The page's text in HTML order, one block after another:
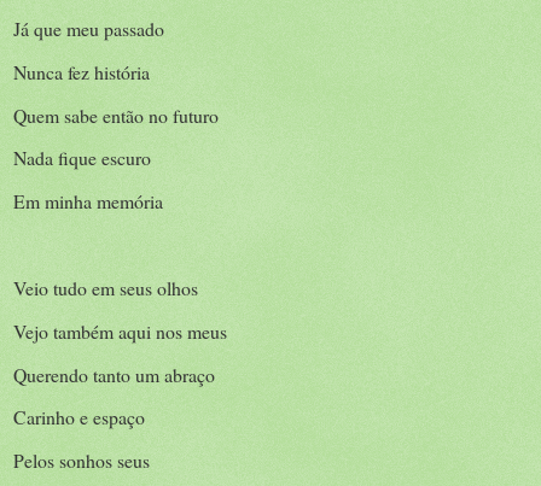
Já que meu passado
Nunca fez história
Quem sabe então no futuro
Nada fique escuro
Em minha memória
Veio tudo em seus olhos
Vejo também aqui nos meus
Querendo tanto um abraço
Carinho e espaço
Pelos sonhos seus